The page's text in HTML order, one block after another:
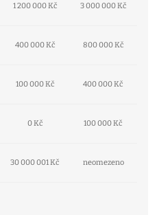
1 200 000 Kč 3 000 000 Kč
400 000 Kč 800 000 Kč
100 000 Kč 400 000 Kč
0 Kč 100 000 Kč
30 000 001 Kč neomezeno